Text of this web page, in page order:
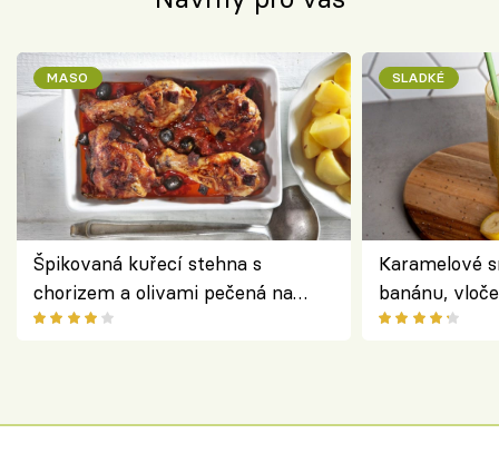
MASO
Špikovaná kuřecí stehna s
chorizem a olivami pečená na
letní zelenině – šťavnaté maso s
SLADKÉ
Karamelové
banánu,
snídaně do